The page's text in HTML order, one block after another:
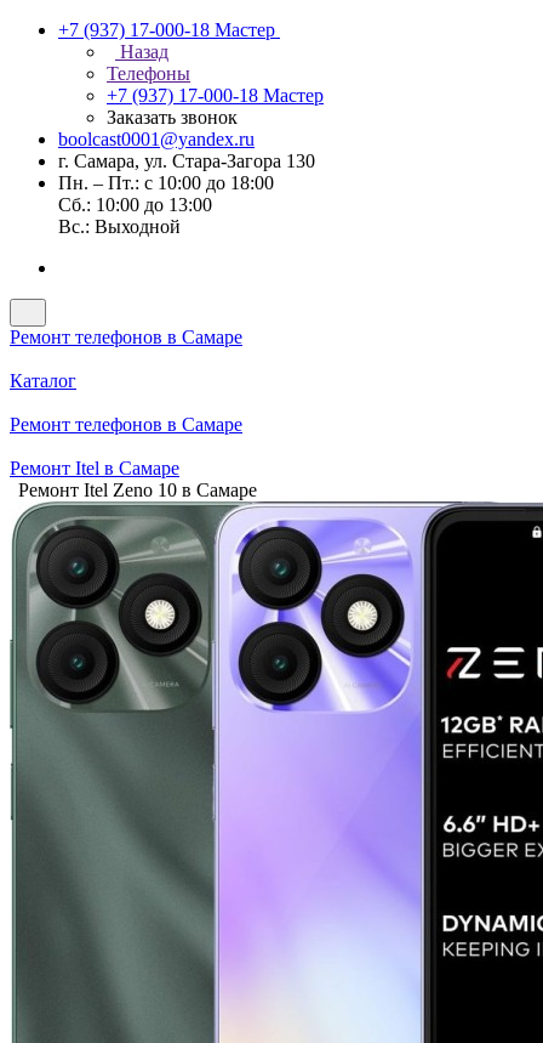
+7 (937) 17-000-18 Мастер
Назад
Телефоны
+7 (937) 17-000-18 Мастер
Заказать звонок
boolcast0001@yandex.ru
г. Самара, ул. Стара-Загора 130
Пн. – Пт.: с 10:00 до 18:00
Сб.: 10:00 до 13:00
Вс.: Выходной
Ремонт телефонов в Самаре
Каталог
Ремонт телефонов в Самаре
Ремонт Itel в Самаре
Ремонт Itel Zeno 10 в Самаре